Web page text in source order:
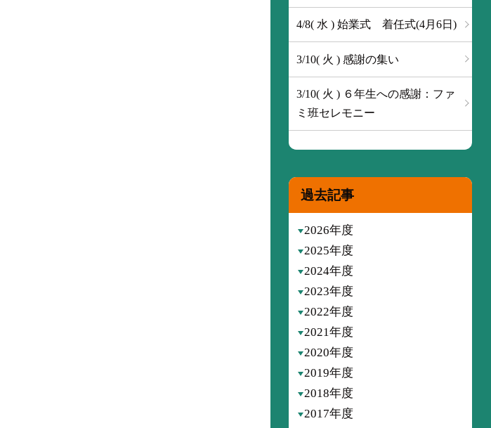
4/8( 水 ) 始業式 着任式(4月6日)
3/10( 火 ) 感謝の集い
3/10( 火 ) ６年生への感謝：ファ
ミ班セレモニー
過去記事
2026年度
2025年度
2024年度
2023年度
2022年度
2021年度
2020年度
2019年度
2018年度
2017年度